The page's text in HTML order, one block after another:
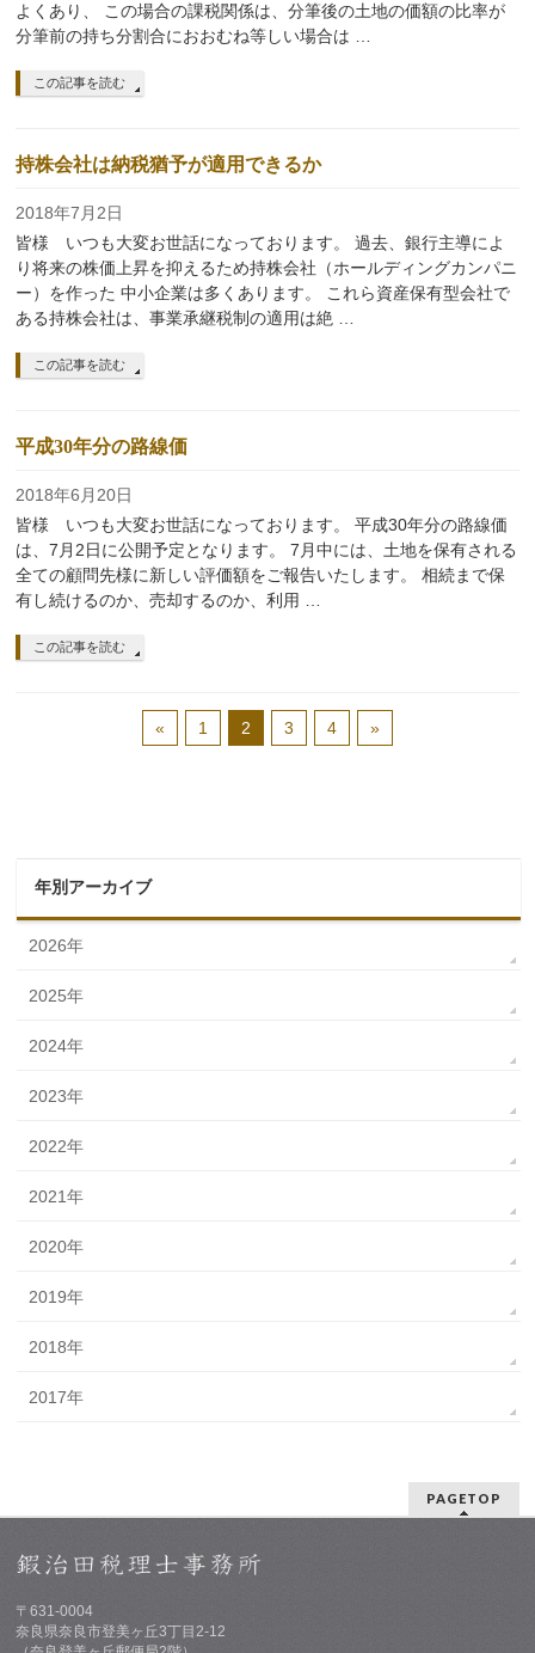
よくあり、 この場合の課税関係は、分筆後の土地の価額の比率が
分筆前の持ち分割合におおむね等しい場合は …
この記事を読む
持株会社は納税猶予が適用できるか
2018年7月2日
皆様 いつも大変お世話になっております。 過去、銀行主導によ
り将来の株価上昇を抑えるため持株会社（ホールディングカンパニ
ー）を作った 中小企業は多くあります。 これら資産保有型会社で
ある持株会社は、事業承継税制の適用は絶 …
この記事を読む
平成30年分の路線価
2018年6月20日
皆様 いつも大変お世話になっております。 平成30年分の路線価
は、7月2日に公開予定となります。 7月中には、土地を保有される
全ての顧問先様に新しい評価額をご報告いたします。 相続まで保
有し続けるのか、売却するのか、利用 …
この記事を読む
« 1 2 3 4 »
年別アーカイブ
2026年
2025年
2024年
2023年
2022年
2021年
2020年
2019年
2018年
2017年
PAGETOP
〒631-0004
奈良県奈良市登美ヶ丘3丁目2-12